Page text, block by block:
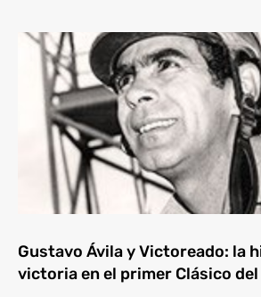
Gustavo Ávila y Victoreado: la
victoria en el primer Clásico del